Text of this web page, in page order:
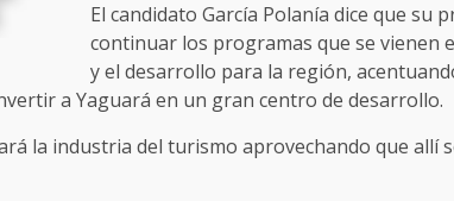
El candidato García Polanía dice que
continuar los programas que se vienen
y el desarrollo para la región,
a Yaguará en un gran centro de desarrollo.
la industria del turismo aprovechando que allí